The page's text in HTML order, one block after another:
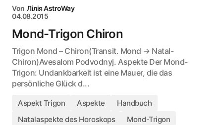
Von Лілія AstroWay
04.08.2015
Mond-Trigon Chiron
Trigon Mond – Chiron(Transit. Mond → Natal-
Chiron)Avesalom Podvodnyj. Aspekte Der Mond-
Trigon: Undankbarkeit ist eine Mauer, die das
persönliche Glück d...
Aspekt Trigon Aspekte
Handbuch
Natalaspekte des Horoskops
Mond-Trigon